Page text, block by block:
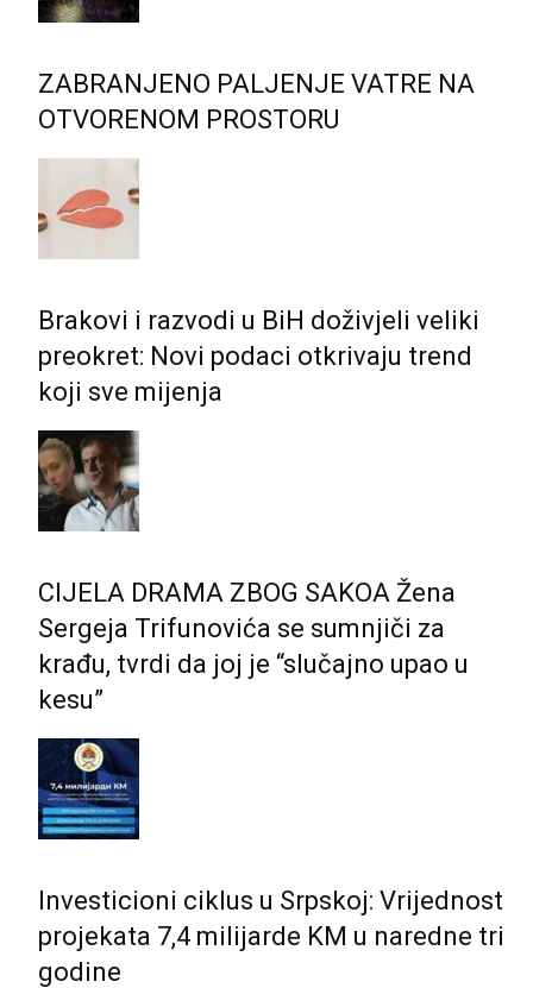
ZABRANJENO PALJENJE VATRE NA
OTVORENOM PROSTORU
Brakovi i razvodi u BiH doživjeli veliki
preokret: Novi podaci otkrivaju trend
koji sve mijenja
CIJELA DRAMA ZBOG SAKOA Žena
Sergeja Trifunovića se sumnjiči za
krađu, tvrdi da joj je “slučajno upao u
kesu”
Investicioni ciklus u Srpskoj: Vrijednost
projekata 7,4 milijarde KM u naredne tri
godine